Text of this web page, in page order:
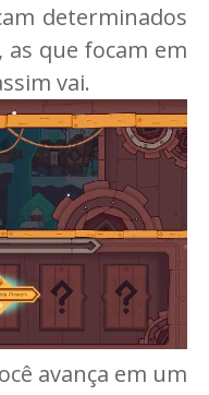
determinados
que focam em
vai.
avança em um